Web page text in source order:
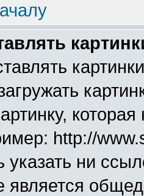
http://
ни
является